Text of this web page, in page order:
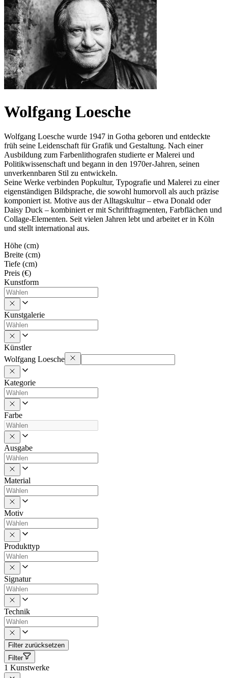
Wolfgang Loesche
Wolfgang Loesche wurde 1947 in Gotha geboren und entdeckte
früh seine Leidenschaft für Grafik und Gestaltung. Nach einer
Ausbildung zum Farbenlithografen studierte er Malerei und
Politikwissenschaft und begann in den 1970er-Jahren, seinen
unverkennbaren Stil zu entwickeln.
Seine Werke verbinden Popkultur, Typografie und Malerei zu einer
eigenständigen Bildsprache, die sowohl humorvoll als auch präzise
komponiert ist. Motive aus der Alltagskultur – etwa Donald oder
Daisy Duck – kombiniert er mit Schriftfragmenten, Farbflächen und
Collage-Elementen. Seit vielen Jahren lebt und arbeitet er in Köln
und stellt international aus.
Höhe (cm)
Breite (cm)
Tiefe (cm)
Preis (€)
Kunstform
Kunstgalerie
Künstler
Wolfgang Loesche
Kategorie
Farbe
Ausgabe
Material
Motiv
Produkttyp
Signatur
Technik
Filter zurücksetzen
Filter
1 Kunstwerke